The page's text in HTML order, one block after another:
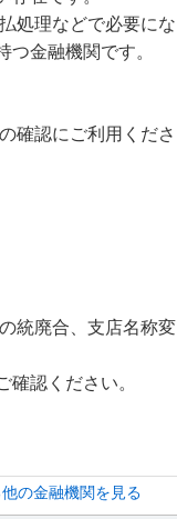
処理などで必要にな
金融機関です。
確認にご利用くださ
統廃合、支店名称変
認ください。
の金融機関を見る